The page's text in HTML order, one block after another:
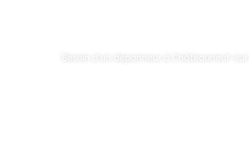
Besoin d’un dépanneur à Châteauneuf-